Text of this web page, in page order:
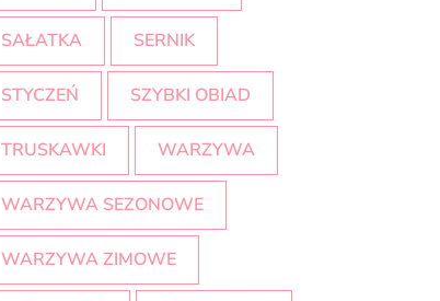
SAŁATKA SERNIK
STYCZEŃ SZYBKI OBIAD
TRUSKAWKI WARZYWA
WARZYWA SEZONOWE
WARZYWA ZIMOWE